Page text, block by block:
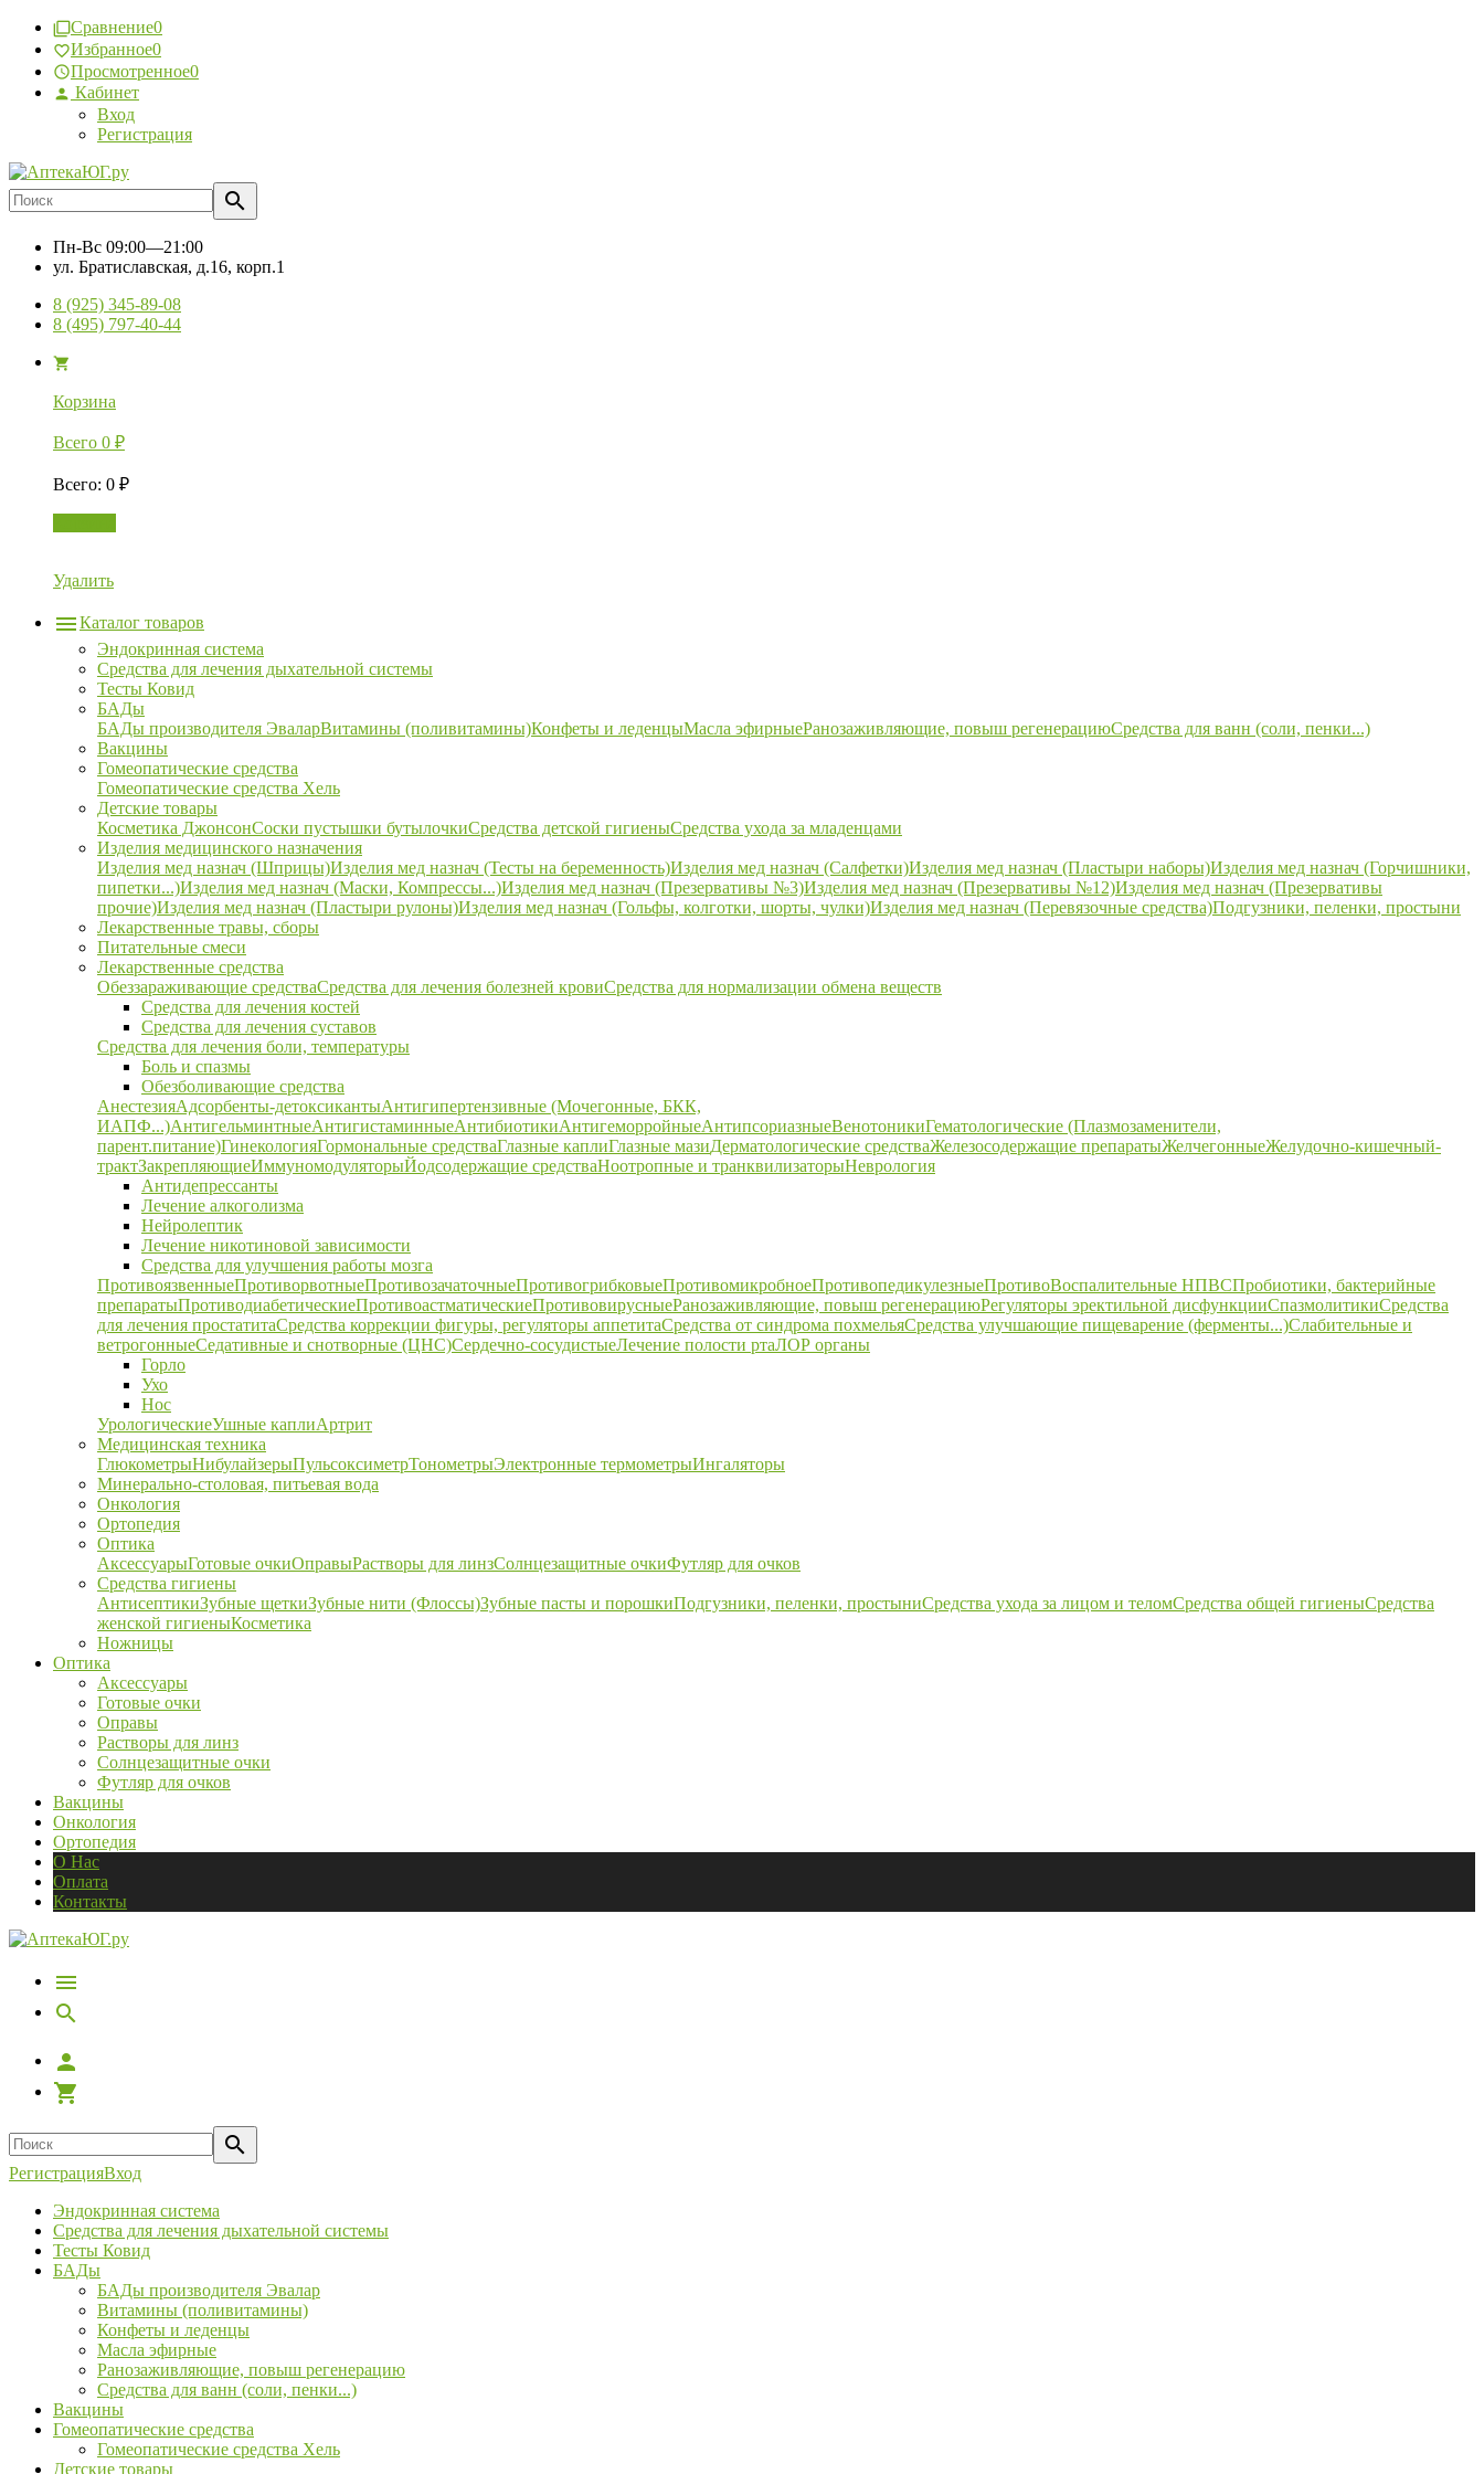
Сравнение0
Избранное0
Просмотренное0
Кабинет
Вход
Регистрация
Пн-Вс 09:00—21:00
ул. Братиславская, д.16, корп.1
8 (925) 345-89-08
8 (495) 797-40-44
Корзина
Всего 0 ₽
Всего: 0 ₽
Удалить
Каталог товаров
Эндокринная система
Средства для лечения дыхательной системы
Тесты Ковид
БАДы
БАДы производителя ЭваларВитамины (поливитамины)Конфеты и леденцыМасла эфирныеРанозаживляющие, повыш регенерациюСредства для ванн (соли, пенки...)
Вакцины
Гомеопатические средства
Гомеопатические средства Хель
Детские товары
Косметика ДжонсонСоски пустышки бутылочкиСредства детской гигиеныСредства ухода за младенцами
Изделия медицинского назначения
Изделия мед назнач (Шприцы)Изделия мед назнач (Тесты на беременность)Изделия мед назнач (Салфетки)Изделия мед назнач (Пластыри наборы)Изделия мед назнач (Горчишники,
пипетки...)Изделия мед назнач (Маски, Компрессы...)Изделия мед назнач (Презервативы №3)Изделия мед назнач (Презервативы №12)Изделия мед назнач (Презервативы
прочие)Изделия мед назнач (Пластыри рулоны)Изделия мед назнач (Гольфы, колготки, шорты, чулки)Изделия мед назнач (Перевязочные средства)Подгузники, пеленки, простыни
Лекарственные травы, сборы
Питательные смеси
Лекарственные средства
Обеззараживающие средстваСредства для лечения болезней кровиСредства для нормализации обмена веществ
Средства для лечения костей
Средства для лечения суставов
Средства для лечения боли, температуры
Боль и спазмы
Обезболивающие средства
АнестезияАдсорбенты-детоксикантыАнтигипертензивные (Мочегонные, БКК,
ИАПФ...)АнтигельминтныеАнтигистаминныеАнтибиотикиАнтигеморройныеАнтипсориазныеВенотоникиГематологические (Плазмозаменители,
парент.питание)ГинекологияГормональные средстваГлазные каплиГлазные мазиДерматологические средстваЖелезосодержащие препаратыЖелчегонныеЖелудочно-кишечный-
трактЗакрепляющиеИммуномодуляторыЙодсодержащие средстваНоотропные и транквилизаторыНеврология
Антидепрессанты
Лечение алкоголизма
Нейролептик
Лечение никотиновой зависимости
Средства для улучшения работы мозга
ПротивоязвенныеПротиворвотныеПротивозачаточныеПротивогрибковыеПротивомикробноеПротивопедикулезныеПротивоВоспалительные НПВСПробиотики, бактерийные
препаратыПротиводиабетическиеПротивоастматическиеПротивовирусныеРанозаживляющие, повыш регенерациюРегуляторы эректильной дисфункцииСпазмолитикиСредства
для лечения простатитаСредства коррекции фигуры, регуляторы аппетитаСредства от синдрома похмельяСредства улучшающие пищеварение (ферменты...)Слабительные и
ветрогонныеСедативные и снотворные (ЦНС)Сердечно-сосудистыеЛечение полости ртаЛОР органы
Горло
Ухо
Нос
УрологическиеУшные каплиАртрит
Медицинская техника
ГлюкометрыНибулайзерыПульсоксиметрТонометрыЭлектронные термометрыИнгаляторы
Минерально-столовая, питьевая вода
Онкология
Ортопедия
Оптика
АксессуарыГотовые очкиОправыРастворы для линзСолнцезащитные очкиФутляр для очков
Средства гигиены
АнтисептикиЗубные щеткиЗубные нити (Флоссы)Зубные пасты и порошкиПодгузники, пеленки, простыниСредства ухода за лицом и теломСредства общей гигиеныСредства
женской гигиеныКосметика
Ножницы
Оптика
Аксессуары
Готовые очки
Оправы
Растворы для линз
Солнцезащитные очки
Футляр для очков
Вакцины
Онкология
Ортопедия
О Нас
Оплата
Контакты
РегистрацияВход
Эндокринная система
Средства для лечения дыхательной системы
Тесты Ковид
БАДы
БАДы производителя Эвалар
Витамины (поливитамины)
Конфеты и леденцы
Масла эфирные
Ранозаживляющие, повыш регенерацию
Средства для ванн (соли, пенки...)
Вакцины
Гомеопатические средства
Гомеопатические средства Хель
Детские товары